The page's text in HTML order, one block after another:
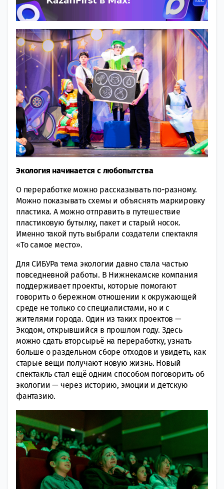
Экология начинается с любопытства
О переработке можно рассказывать по-разному.
Можно показывать схемы и объяснять маркировку
пластика. А можно отправить в путешествие
пластиковую бутылку, пакет и старый носок.
Именно такой путь выбрали создатели спектакля
«То самое место».
Для СИБУРа тема экологии давно стала частью
повседневной работы. В Нижнекамске компания
поддерживает проекты, которые помогают
говорить о бережном отношении к окружающей
среде не только со специалистами, но и с
жителями города. Один из таких проектов —
Экодом, открывшийся в прошлом году. Здесь
можно сдать вторсырьё на переработку, узнать
больше о раздельном сборе отходов и увидеть, как
старые вещи получают новую жизнь. Новый
спектакль стал ещё одним способом поговорить об
экологии — через историю, эмоции и детскую
фантазию.